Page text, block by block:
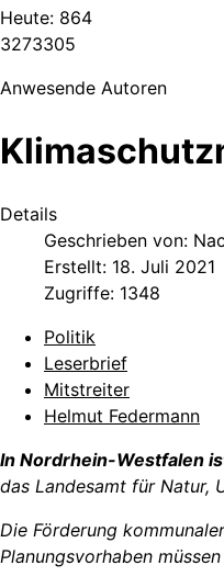
Heute: 864
3273305
Anwesende Autoren
Details
Geschrieben von:
Erstellt: 18. Juli 2021
Zugriffe: 1348
Politik
Leserbrief
Mitstreiter
Helmut Federmann
In Nordrhein-Westfalen
das Landesamt für Natur,
Die Förderung
Planungsvorhaben